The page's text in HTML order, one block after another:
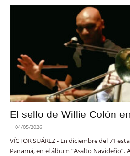
El sello de Willie Colón
- 04/05/2026
VÍCTOR SUÁREZ - En diciembre del 71
Panamá, en el álbum “Asalto Navideño”.